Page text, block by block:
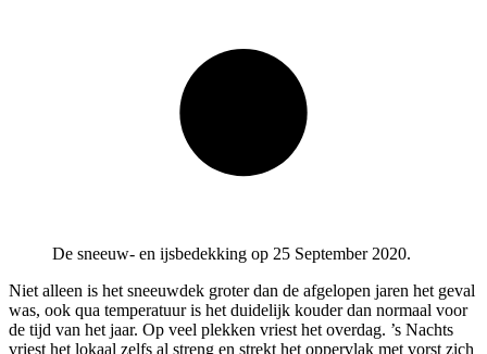
De sneeuw- en ijsbedekking op 25 September 2020.
Niet alleen is het sneeuwdek groter dan de afgelopen jaren het geval
was, ook qua temperatuur is het duidelijk kouder dan normaal voor
de tijd van het jaar. Op veel plekken vriest het overdag. ’s Nachts
vriest het lokaal zelfs al streng en strekt het oppervlak met vorst zich